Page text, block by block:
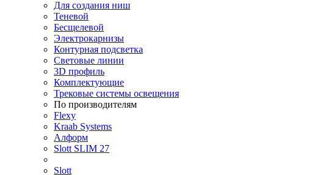
Для создания ниш
Теневой
Бесщелевой
Электрокарнизы
Контурная подсветка
Световые линии
3D профиль
Комплектующие
Трековые системы освещения
По производителям
Flexy
Kraab Systems
Алформ
Slott SLIM 27
Slott